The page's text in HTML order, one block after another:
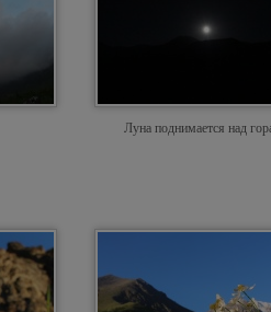
Луна поднимается над